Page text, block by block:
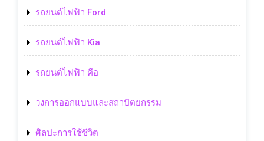
รถยนต์ไฟฟ้า Ford
รถยนต์ไฟฟ้า Kia
รถยนต์ไฟฟ้า คือ
วงการออกแบบและสถาปัตยกรรม
ศิลปะการใช้ชีวิต